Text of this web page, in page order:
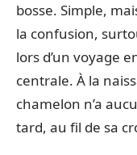
bosse. Simple,
la confusion,
lors d’un voyage
centrale. À la
chamelon n’a
tard, au fil de sa